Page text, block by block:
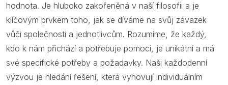
hodnota. Je hluboko zakořeněná v naší filosofii a je
klíčovým prvkem toho, jak se díváme na svůj závazek
vůči společnosti a jednotlivcům. Rozumíme, že každý,
kdo k nám přichází a potřebuje pomoci, je unikátní a má
své specifické potřeby a požadavky. Naši každodenní
výzvou je hledání řešení, která vyhovují individuálním